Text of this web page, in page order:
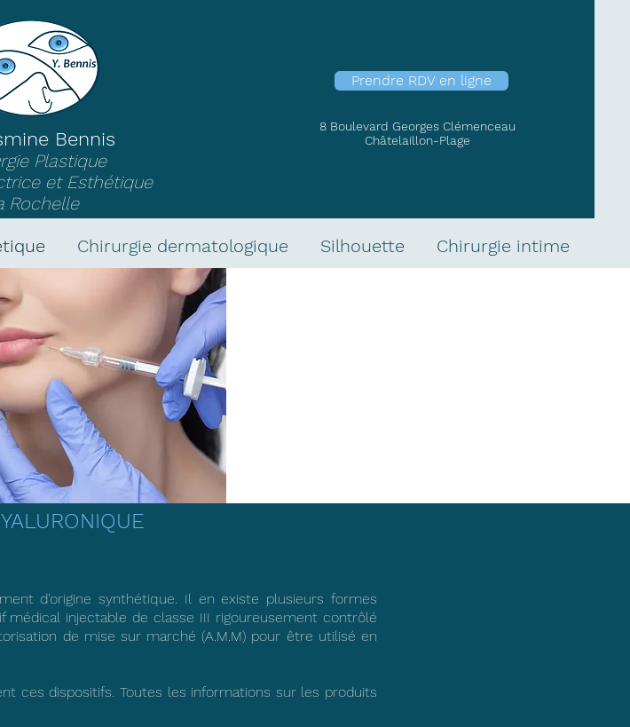
Bennis
Plastique
et Esthétique
Rochelle
Prendre RDV en ligne
8 Boulevard Georges Clémenceau
Châtelaillon-Plage
Chirurgie dermatologique Silhouette Chirurgie intime
d'origine synthétique. Il en existe plusieurs formes
médical injectable de classe III rigoureusement contrôlé
de mise sur marché (A.M.M) pour être utilisé en
ces dispositifs. Toutes les informations sur les produits